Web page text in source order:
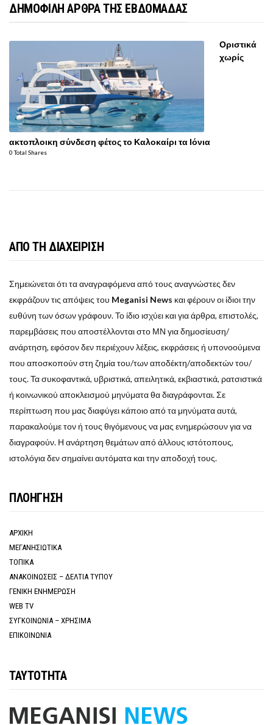
ΔΗΜΟΦΙΛΗ ΑΡΘΡΑ ΤΗΣ ΕΒΔΟΜΑΔΑΣ
Οριστικά
χωρίς
ακτοπλοικη σύνδεση φέτος το Καλοκαίρι τα Ιόνια
0 Total Shares
ΑΠΟ ΤΗ ΔΙΑΧΕΙΡΙΣΗ
Σημειώνεται ότι τα αναγραφόμενα από τους αναγνώστες δεν
εκφράζουν τις απόψεις του Meganisi News και φέρουν οι ίδιοι την
ευθύνη των όσων γράφουν. Το ίδιο ισχύει και για άρθρα, επιστολές,
παρεμβάσεις που αποστέλλονται στο ΜΝ για δημοσίευση/
ανάρτηση, εφόσον δεν περιέχουν λέξεις, εκφράσεις ή υπονοούμενα
που αποσκοπούν στη ζημία του/των αποδέκτη/αποδεκτών του/
τους. Τα συκοφαντικά, υβριστικά, απειλητικά, εκβιαστικά, ρατσιστικά
ή κοινωνικού αποκλεισμού μηνύματα θα διαγράφονται. Σε
περίπτωση που μας διαφύγει κάποιο από τα μηνύματα αυτά,
παρακαλούμε τον ή τους θιγόμενους να μας ενημερώσουν για να
διαγραφούν. Η ανάρτηση θεμάτων από άλλους ιστότοπους,
ιστολόγια δεν σημαίνει αυτόματα και την αποδοχή τους.
ΠΛΟΗΓΗΣΗ
ΑΡΧΙΚΗ
ΜΕΓΑΝΗΣΙΩΤΙΚΑ
ΤΟΠΙΚΑ
ΑΝΑΚΟΙΝΩΣΕΙΣ – ΔΕΛΤΙΑ ΤΥΠΟΥ
ΓΕΝΙΚΗ ΕΝΗΜΕΡΩΣΗ
WEB TV
ΣΥΓΚΟΙΝΩΝΙΑ – ΧΡΗΣΙΜΑ
ΕΠΙΚΟΙΝΩΝΙΑ
ΤΑΥΤΟΤΗΤΑ